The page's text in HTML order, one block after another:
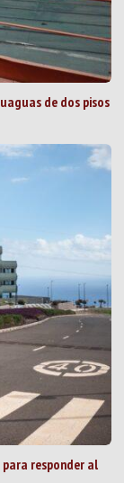
de dos pisos
responder al